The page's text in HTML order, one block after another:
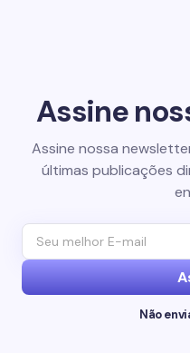
Assine
Assine nossa
últimas publicações
Não